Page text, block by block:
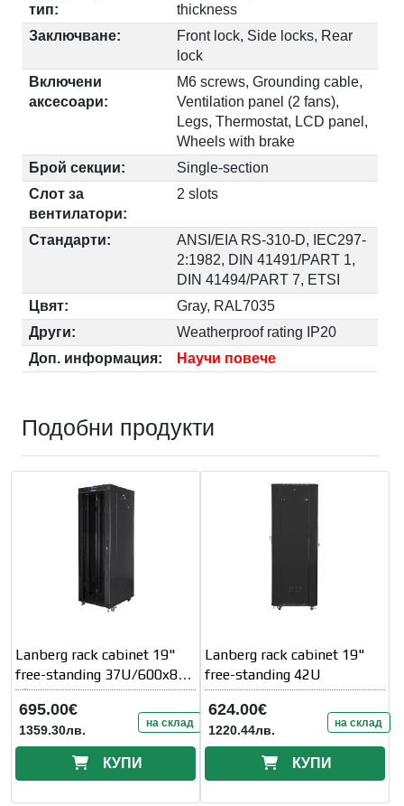
тип:
thickness
Заключване:
Front lock, Side locks, Rear
lock
Включени
аксесоари:
M6 screws, Grounding cable,
Ventilation panel (2 fans),
Legs, Thermostat, LCD panel,
Wheels with brake
Брой секции:
Single-section
Слот за
вентилатори:
2 slots
Стандарти:
ANSI/EIA RS-310-D, IEC297-
2:1982, DIN 41491/PART 1,
DIN 41494/PART 7, ETSI
Цвят:
Gray, RAL7035
Други:
Weatherproof rating IP20
Доп. информация:
Научи повече
Подобни продукти
Lanberg rack cabinet 19"
free-standing 37U/600x800
(flat
695.00€
1359.30лв. на склад
КУПИ
Lanberg rack cabinet 19"
free-standing 42U
624.00€
1220.44лв. на склад
КУПИ